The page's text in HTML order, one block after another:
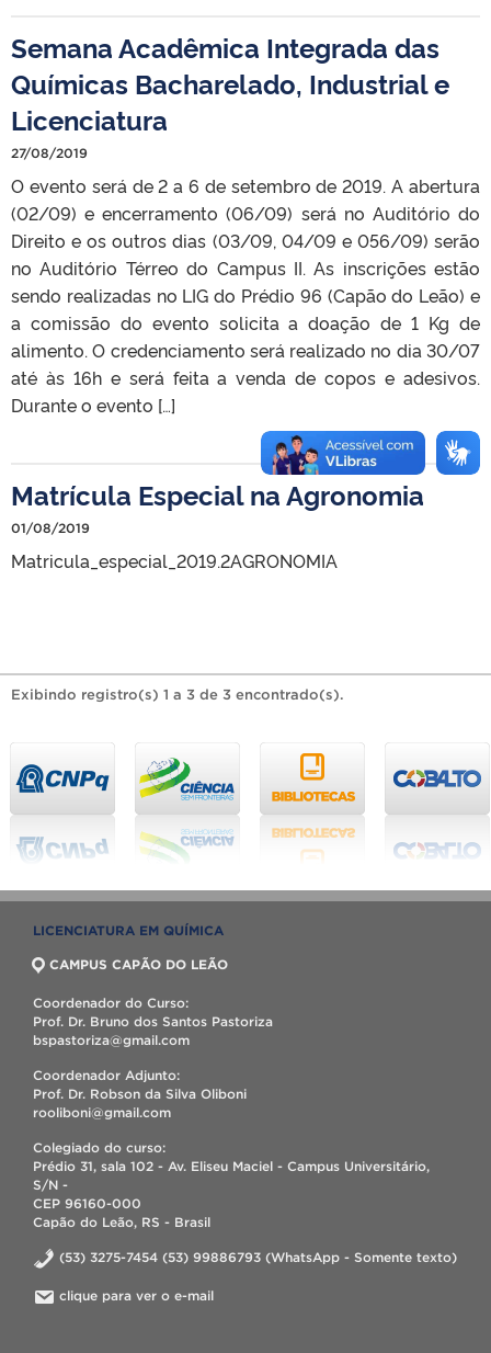
Semana Acadêmica Integrada das
Químicas Bacharelado, Industrial e
Licenciatura
27/08/2019
O evento será de 2 a 6 de setembro de 2019. A abertura
(02/09) e encerramento (06/09) será no Auditório do
Direito e os outros dias (03/09, 04/09 e 056/09) serão
no Auditório Térreo do Campus II. As inscrições estão
sendo realizadas no LIG do Prédio 96 (Capão do Leão) e
a comissão do evento solicita a doação de 1 Kg de
alimento. O credenciamento será realizado no dia 30/07
até às 16h e será feita a venda de copos e adesivos.
Durante o evento […]
Matrícula Especial na Agronomia
01/08/2019
Matricula_especial_2019.2AGRONOMIA
Exibindo registro(s) 1 a 3 de 3 encontrado(s).
LICENCIATURA EM QUÍMICA
CAMPUS CAPÃO DO LEÃO
Coordenador do Curso:
Prof. Dr. Bruno dos Santos Pastoriza
bspastoriza@gmail.com
Coordenador Adjunto:
Prof. Dr. Robson da Silva Oliboni
rooliboni@gmail.com
Colegiado do curso:
Prédio 31, sala 102 - Av. Eliseu Maciel - Campus Universitário,
S/N -
CEP 96160-000
Capão do Leão, RS - Brasil
(53) 3275-7454 (53) 99886793 (WhatsApp - Somente texto)
clique para ver o e-mail